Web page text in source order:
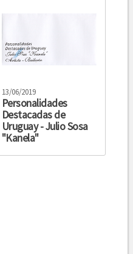
13/06/2019
Personalidades
Destacadas de
Uruguay - Julio Sosa
"Kanela"